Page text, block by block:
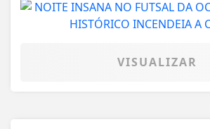
VISUALIZAR